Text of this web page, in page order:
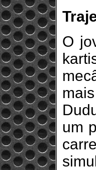
O
um